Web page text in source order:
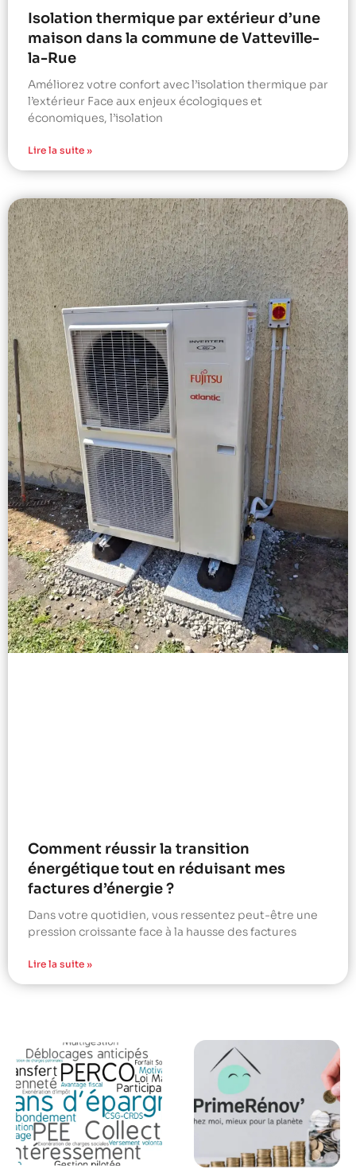
Isolation thermique par extérieur d’une
maison dans la commune de Vatteville-
la-Rue
Améliorez votre confort avec l’isolation thermique par
l’extérieur Face aux enjeux écologiques et
économiques, l’isolation
Lire la suite »
Comment réussir la transition
énergétique tout en réduisant mes
factures d’énergie ?
Dans votre quotidien, vous ressentez peut-être une
pression croissante face à la hausse des factures
Lire la suite »